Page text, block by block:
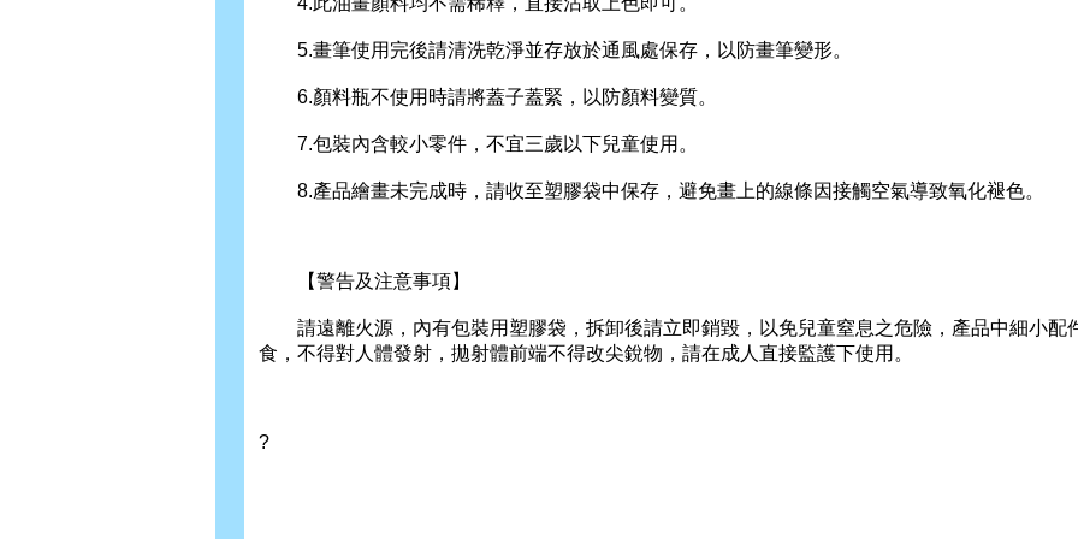
5.畫筆使用完後請清洗乾淨並存放於通風處保存，以防畫筆變形。
6.顏料瓶不使用時請將蓋子蓋緊，以防顏料變質。
7.包裝內含較小零件，不宜三歲以下兒童使用。
8.產品繪畫未完成時，請收至塑膠袋中保存，避免畫上的線條因接觸空氣導致氧化褪色。
【警告及注意事項】
請遠離火源，內有包裝用塑膠袋，拆卸後請立即銷毀，以免兒童窒息之危險，產品中細小配
食，不得對人體發射，拋射體前端不得改尖銳物，請在成人直接監護下使用。
?